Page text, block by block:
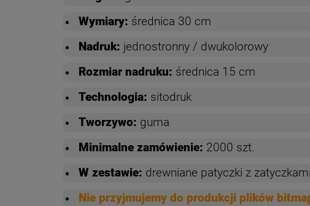
Wymiary: średnica 30 cm
Nadruk: jednostronny / dwukolorowy
Rozmiar nadruku: średnica 15 cm
Technologia: sitodruk
Tworzywo: guma
Minimalne zamówienie: 2000 szt.
W zestawie: drewniane patyczki z
Nie przyjmujemy do produkcji plików